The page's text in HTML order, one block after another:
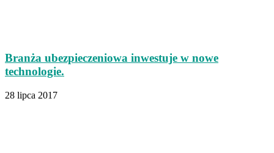
Branża ubezpieczeniowa inwestuje w nowe
technologie.
28 lipca 2017